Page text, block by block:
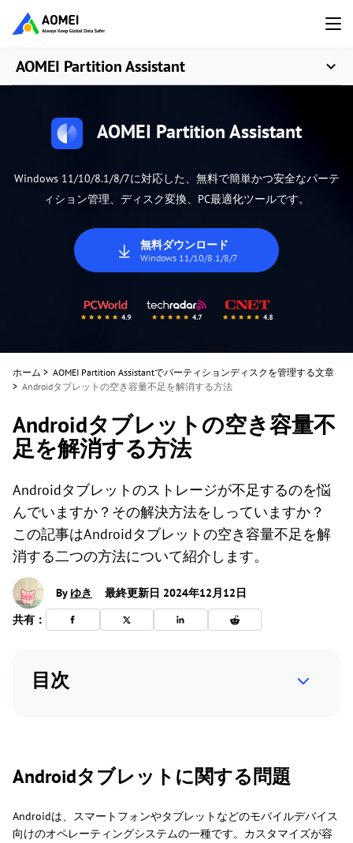
AOMEI Partition Assistant
AOMEI Partition Assistant
Windows 11/10/8.1/8/7に対応した、無料で簡単かつ安全なパーテ
ィション管理、ディスク変換、PC最適化ツールです。
無料ダウンロード
Windows 11/10/8.1/8/7
ホーム > AOMEI Partition Assistantでパーティションディスクを管理する文章
> Androidタブレットの空き容量不足を解消する方法
Androidタブレットの空き容量不
足を解消する方法
Androidタブレットのストレージが不足するのを悩
んでいますか？その解決方法をしっていますか？
この記事はAndroidタブレットの空き容量不足を解
消する二つの方法について紹介します。
By ゆき
最終更新日 2024年12月12日
共有：
目次
Androidタブレットに関する問題
Androidは、スマートフォンやタブレットなどのモバイルデバイス
向けのオペレーティングシステムの一種です。カスタマイズが容